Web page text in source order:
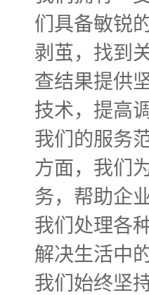
们具备敏锐
剥茧，找到
查结果提供
技术，提高
我们的服务
方面，我们
务，帮助企
我们处理各
解决生活中
我们始终坚